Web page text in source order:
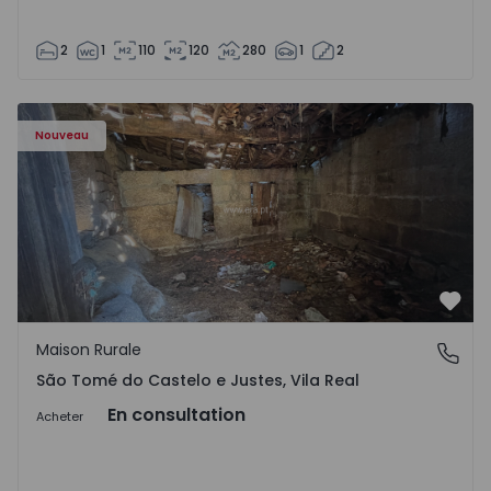
2 1 110 120 280 1 2
Nouveau
Maison Vila Real, São Tomé do Castelo e Justes -
São Tomé do Castelo e Justes, Vila Real
Maison Rurale
São Tomé do Castelo e Justes, Vila Real
Acheter En consultation